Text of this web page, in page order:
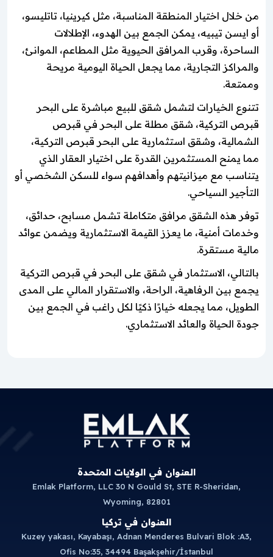
من خلال اختيار المنطقة المناسبة، مثل كيرينيا، تاتليسو،
أو ايسن تيبيه، يمكن الجمع بين الهدوء، الإطلالات
الساحرة، وقرب المرافق الحيوية مثل المطاعم، الموانئ،
والمراكز التجارية، مما يجعل الحياة اليومية مريحة
وممتعة.
تتنوع الخيارات لتشمل شقق للبيع مباشرة على البحر
قبرص التركية، شقق مطلة على البحر في قبرص
الشمالية، وشقق استثمارية على البحر قبرص التركية،
مما يمنح المستثمرين القدرة على اختيار العقار الذي
يتناسب مع ميزانيتهم وأهدافهم سواء للسكن الشخصي أو
التأجير السياحي.
توفر هذه الشقق مرافق متكاملة تشمل مسابح، حدائق،
وخدمات أمنية، ما يعزز القيمة الاستثمارية ويضمن عوائد
مالية مستقرة.
بالتالي، الاستثمار في شقق على البحر في قبرص التركية
يجمع بين الرفاهية، الراحة، والاستقرار المالي على المدى
الطويل، مما يجعله خيارًا ذكيًا لكل راغب في الجمع بين
جودة الحياة والعائد الاستثماري.
العنوان في الولايات المتحدة
Emlak Platform, LLC 30 N Gould St, STE R-Sheridan,
Wyoming, 82801
العنوان في تركيا
Kuzey yakası, Kayabaşı, Adnan Menderes Bulvari Blok :A3,
Ofis No:35, 34494 Başakşehir/İstanbul